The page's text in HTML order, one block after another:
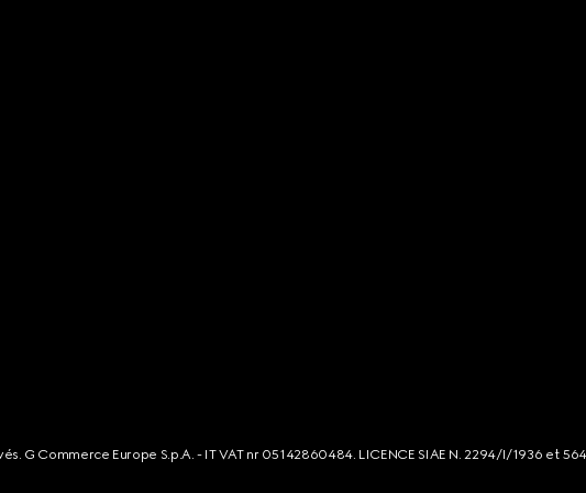
G Commerce Europe S.p.A. - IT VAT nr 05142860484. LICENCE SIAE N. 2294/I/1936 et